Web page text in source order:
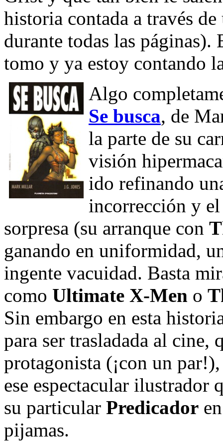
historia contada a través
durante todas las páginas).
tomo y ya estoy contando
Algo
Se busca, de
la parte de su
visión
ido refinando
incorrección y el
sorpresa (su arranque con
ganando en uniformidad,
ingente vacuidad. Basta
como Ultimate X-Men o
Sin embargo en esta
para ser trasladada al cine,
protagonista (¡con un
ese espectacular ilustrador
su particular Predicador
pijamas.